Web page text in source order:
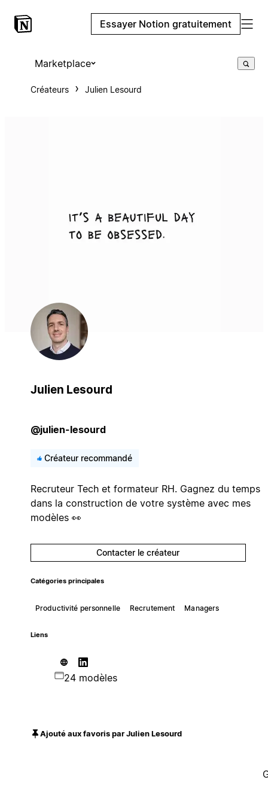
Essayer Notion gratuitement
Marketplace
Créateurs Julien Lesourd
Julien Lesourd
@julien-lesourd
Créateur recommandé
Recruteur Tech et formateur RH. Gagnez du temps
dans la construction de votre système avec mes
modèles 👀
Contacter le créateur
Catégories principales
Productivité personnelle Recrutement Managers
Liens
24 modèles
Ajouté aux favoris par Julien Lesourd